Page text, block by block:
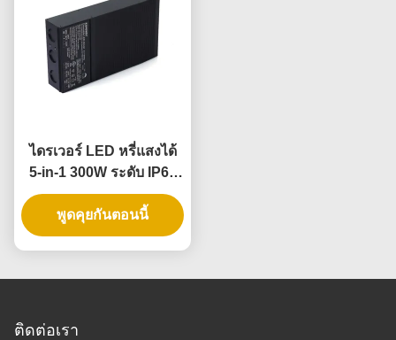
ไดรเวอร์ LED หรี่แสงได้
5-in-1 300W ระดับ IP65
สำหรับแหล่งจ่ายไฟแบบหรี่
แสงได้
พูดคุยกันตอนนี้
ติดต่อเรา